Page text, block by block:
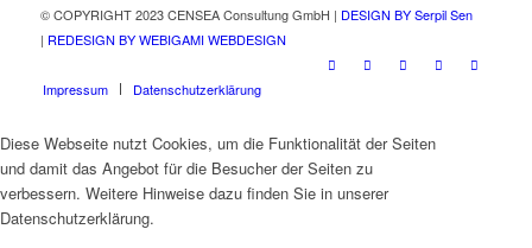
© COPYRIGHT 2023 CENSEA Consultung GmbH | DESIGN BY Serpil Sen
| REDESIGN BY WEBIGAMI WEBDESIGN
Impressum Datenschutzerklärung
Diese Webseite nutzt Cookies, um die Funktionalität der Seiten
und damit das Angebot für die Besucher der Seiten zu
verbessern. Weitere Hinweise dazu finden Sie in unserer
Datenschutzerklärung.